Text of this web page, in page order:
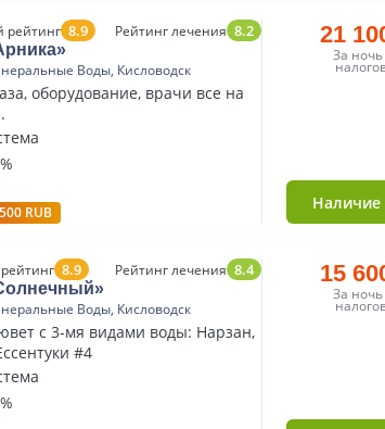
8.9 Рейтинг лечения 8.2
Воды, Кисловодск
оборудование, врачи все на
RUB
21
За ночь
Наличие
8.9 Рейтинг лечения 8.4
Воды, Кисловодск
с 3-мя видами воды: Нарзан,
#4
15
За ночь